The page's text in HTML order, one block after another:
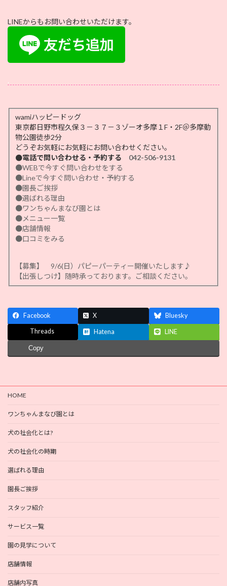
LINEからもお問い合わせいただけます。
.
wamiハッピードッグ
東京都日野市程久保３－３７－３ゾーオ多摩１F・2F＠多摩動
物公園徒歩2分
どうぞお気軽にお気軽にお問い合わせください。
●電話で問い合わせる・予約する 042-506-9131
●WEBで今すぐ問い合わせをする
●Lineで今すぐ問い合わせ・予約する
●園長ご挨拶
●選ばれる理由
●ワンちゃんまなび園とは
●メニュー一覧
●店舗情報
●口コミをみる
【募集】 9/6(日）パピーパーティー開催いたします♪
【出張しつけ】随時承っております。ご相談ください。
Facebook X Bluesky
Threads Hatena LINE
Copy
HOME
ワンちゃんまなび園とは
犬の社会化とは?
犬の社会化の時期
選ばれる理由
園長ご挨拶
スタッフ紹介
サービス一覧
園の見学について
店舗情報
店舗内写真